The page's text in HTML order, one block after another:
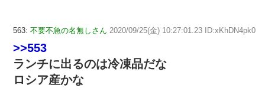
563: 不要不急の名無しさん 2020/09/25(金) 10:27:01.23 ID:xKhDN4pk0
>>553
ランチに出るのは冷凍品だな
ロシア産かな